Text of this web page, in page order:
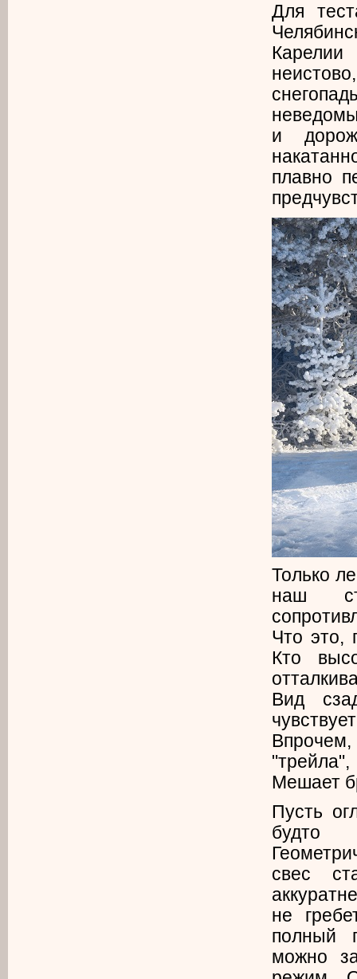
Для
и
плавно
Только
наш
Что это,
Кто
Вид
Впрочем,
Мешает
Пусть
будто
свес
не
полный
можно